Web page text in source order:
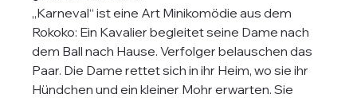
„Karneval“ ist eine Art Minikomödie aus dem
Rokoko: Ein Kavalier begleitet seine Dame nach
dem Ball nach Hause. Verfolger belauschen das
Paar. Die Dame rettet sich in ihr Heim, wo sie ihr
Hündchen und ein kleiner Mohr erwarten. Sie